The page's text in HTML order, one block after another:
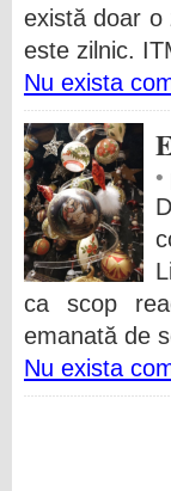
există doar o
este zilnic.
Nu exista
ca scop
emanată de
Nu exista